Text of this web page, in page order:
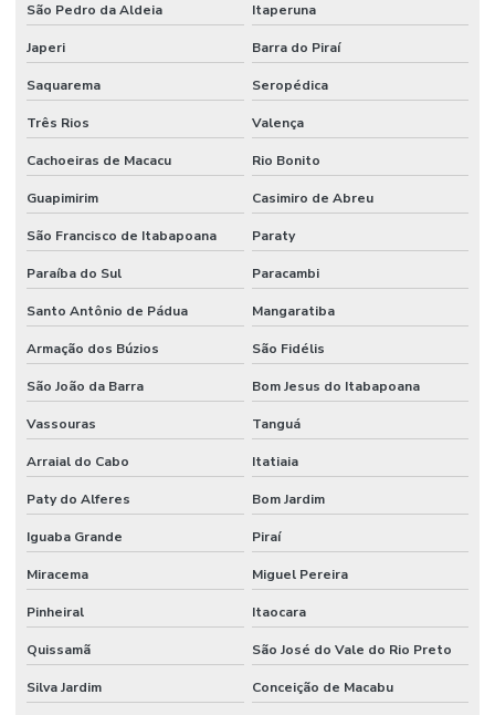
São Pedro da Aldeia Itaperuna
Japeri Barra do Piraí
Saquarema Seropédica
Três Rios Valença
Cachoeiras de Macacu Rio Bonito
Guapimirim Casimiro de Abreu
São Francisco de Itabapoana Paraty
Paraíba do Sul Paracambi
Santo Antônio de Pádua Mangaratiba
Armação dos Búzios São Fidélis
São João da Barra Bom Jesus do Itabapoana
Vassouras Tanguá
Arraial do Cabo Itatiaia
Paty do Alferes Bom Jardim
Iguaba Grande Piraí
Miracema Miguel Pereira
Pinheiral Itaocara
Quissamã São José do Vale do Rio Preto
Silva Jardim Conceição de Macabu